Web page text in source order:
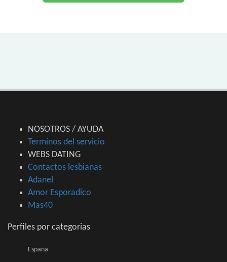
NOSOTROS / AYUDA
Terminos del servicio
WEBS DATING
Contactos lesbianas
Adanel
Amor Esporadico
Mas40
Perfiles por categorias
España